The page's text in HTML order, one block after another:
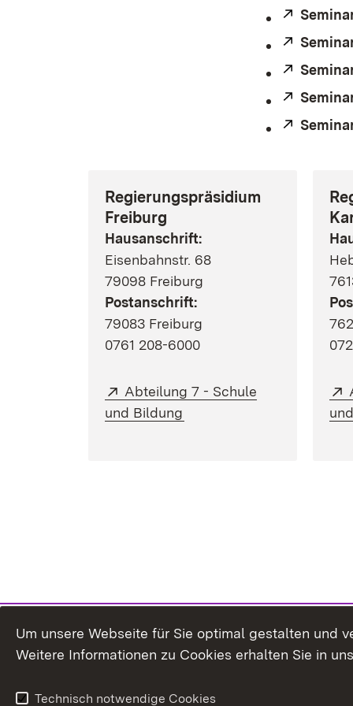
Extern:
Extern:
Extern:
Extern:
Extern:
Regierungspräsidium
Freiburg
Hausanschrift:
Eisenbahnstr. 68
79098 Freiburg
Postanschrift:
79083 Freiburg
0761 208-6000
Extern:
Abteilung 7 - Schule
und Bildung (Öffnet in neuem Fenster)
Um unsere Webseite für Sie optimal gestalten und
Weitere Informationen zu Cookies erhalten Sie in
Technisch notwendige Cookies